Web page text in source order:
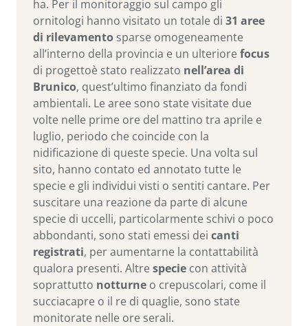
ha. Per il monitoraggio sul campo gli
ornitologi hanno visitato un totale di 31 aree
di rilevamento sparse omogeneamente
all’interno della provincia e un ulteriorefocus
di progettoè stato realizzato nell’area di
Brunico, quest’ultimo finanziato da fondi
ambientali. Le aree sono state visitate due
volte nelle prime ore del mattino tra aprile e
luglio, periodo che coincide con la
nidificazione di queste specie. Una volta sul
sito, hanno contato ed annotato tutte le
specie e gli individui visti o sentiti cantare. Per
suscitare una reazione da parte di alcune
specie di uccelli, particolarmente schivi o poco
abbondanti, sono stati emessi dei canti
registrati, per aumentarne la contattabilità
qualora presenti. Altrespecie con attività
soprattutto notturne o crepuscolari, come il
succiacapre o il re di quaglie, sono state
monitorate nelle ore serali.